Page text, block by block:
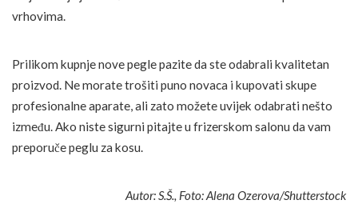
vrhovima.
Prilikom kupnje nove pegle pazite da ste odabrali kvalitetan
proizvod. Ne morate trošiti puno novaca i kupovati skupe
profesionalne aparate, ali zato možete uvijek odabrati nešto
između. Ako niste sigurni pitajte u frizerskom salonu da vam
preporuče peglu za kosu.
Autor: S.Š., Foto: Alena Ozerova/Shutterstock